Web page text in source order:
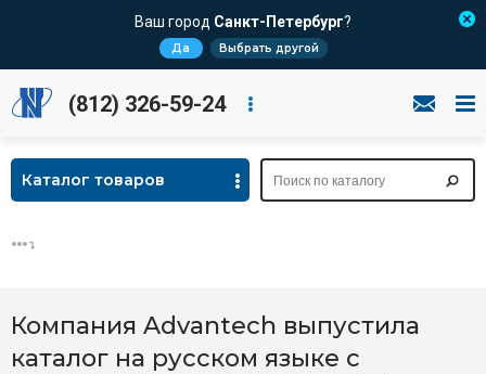
Ваш город Санкт-Петербург?
Да Выбрать другой
(812) 326-59-24
Каталог товаров
Компания Advantech выпустила
каталог на русском языке с